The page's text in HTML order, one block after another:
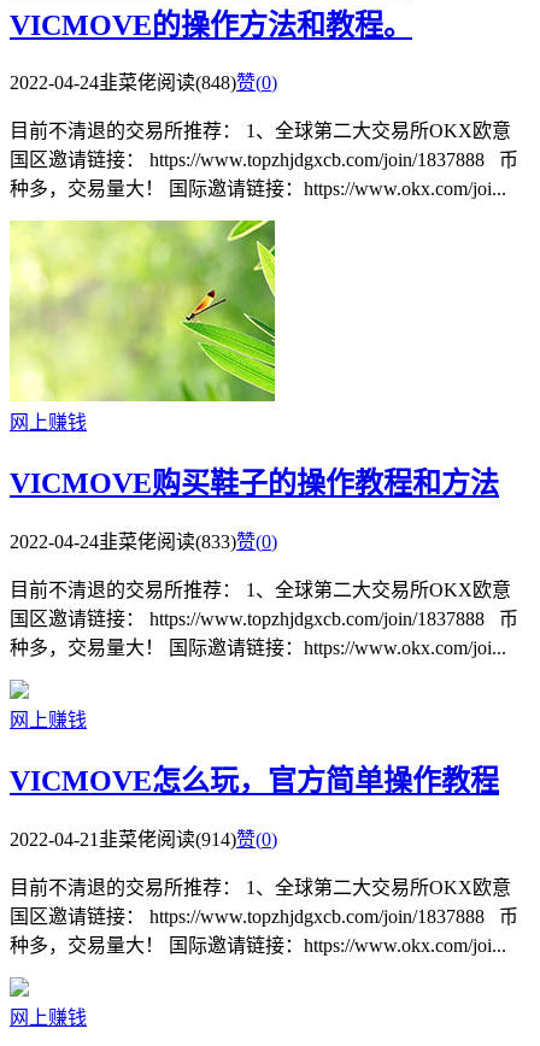
VICMOVE的操作方法和教程。
2022-04-24韭菜佬阅读(848)赞(0)
目前不清退的交易所推荐： 1、全球第二大交易所OKX欧意
国区邀请链接： https://www.topzhjdgxcb.com/join/1837888 币
种多，交易量大！ 国际邀请链接：https://www.okx.com/joi...
网上赚钱
VICMOVE购买鞋子的操作教程和方法
2022-04-24韭菜佬阅读(833)赞(0)
目前不清退的交易所推荐： 1、全球第二大交易所OKX欧意
国区邀请链接： https://www.topzhjdgxcb.com/join/1837888 币
种多，交易量大！ 国际邀请链接：https://www.okx.com/joi...
网上赚钱
VICMOVE怎么玩，官方简单操作教程
2022-04-21 韭菜佬阅读(914)赞(0)
目前不清退的交易所推荐： 1、全球第二大交易所OKX欧意
国区邀请链接： https://www.topzhjdgxcb.com/join/1837888 币
种多，交易量大！ 国际邀请链接：https://www.okx.com/joi...
网上赚钱